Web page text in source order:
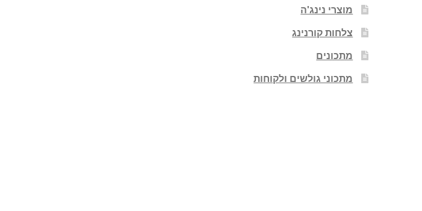
מוצרי נינג'ה
צלחות קורנינג
מתכונים
מתכוני גולשים ולקוחות